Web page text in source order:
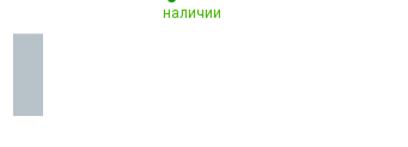
наличии